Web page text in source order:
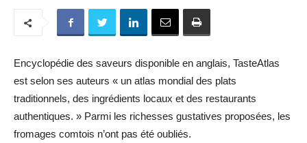
Encyclopédie des saveurs disponible en anglais, TasteAtlas
est selon ses auteurs « un atlas mondial des plats
traditionnels, des ingrédients locaux et des restaurants
authentiques. » Parmi les richesses gustatives proposées, les
fromages comtois n’ont pas été oubliés.